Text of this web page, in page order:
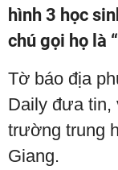
hình 3 học
chú gọi họ là
Tờ báo địa
Daily đưa tin,
trường trung
Giang.